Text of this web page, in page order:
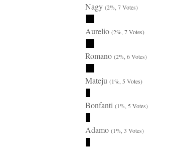
Nagy (2%, 7 Votes)
Aurelio (2%, 7 Votes)
Romano (2%, 6 Votes)
Mateju (1%, 5 Votes)
Bonfanti (1%, 5 Votes)
Adamo (1%, 3 Votes)